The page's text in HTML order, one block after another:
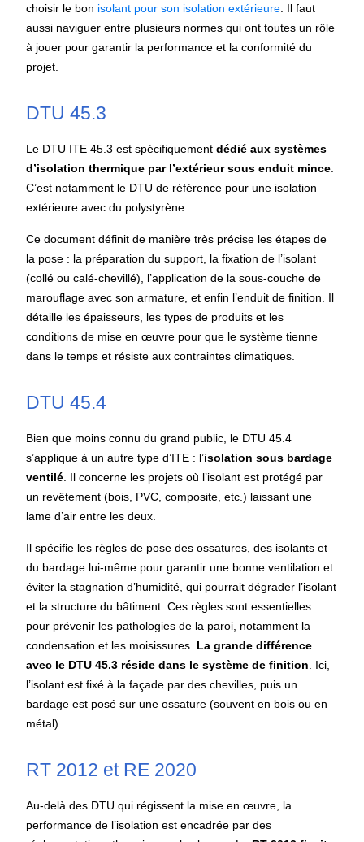
choisir le bon isolant pour son isolation extérieure . Il faut
aussi naviguer entre plusieurs normes qui ont toutes un rôle
à jouer pour garantir la performance et la conformité du
projet.
DTU 45.3
Le DTU ITE 45.3est spécifiquement dédié aux systèmes
d’isolation thermique par l’extérieur sous enduit mince.
C’est notamment le DTU de référence pour une isolation
extérieure avec du polystyrène.
Ce document définit de manière très précise les étapes de
la pose : la préparation du support, la fixation de l’isolant
(collé ou calé-chevillé), l’application de la sous-couche de
marouflage avec son armature, et enfin l’enduit de finition. Il
détaille les épaisseurs, les types de produits et les
conditions de mise en œuvre pour que le système tienne
dans le temps et résiste aux contraintes climatiques.
DTU 45.4
Bien que moins connu du grand public, le DTU 45.4
s’applique à un autre type d’ITE : l’isolation sous bardage
ventilé . Il concerne les projets où l’isolant est protégé par
un revêtement (bois, PVC, composite, etc.) laissant une
lame d’air entre les deux.
Il spécifie les règles de pose des ossatures, des isolants et
du bardage lui-même pour garantir une bonne ventilation et
éviter la stagnation d’humidité, qui pourrait dégrader l’isolant
et la structure du bâtiment. Ces règles sont essentielles
pour prévenir les pathologies de la paroi, notamment la
condensation et les moisissures. La grande différence
avec le DTU 45.3 réside dans le système de finition . Ici,
l’isolant est fixé à la façade par des chevilles, puis un
bardage est posé sur une ossature (souvent en bois ou en
métal).
RT 2012 et RE 2020
Au-delà des DTU qui régissent la mise en œuvre, la
performance de l’isolation est encadrée par des